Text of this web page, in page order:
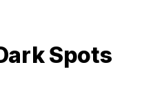
Dark Spots